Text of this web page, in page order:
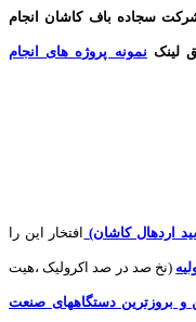
سجاده باف کاشان انجام
لینک نمونه پروژه های انجام
اردهال کاشان) افتخار این را
(نخ صد در صد اکرولیک ،هیت
و بروزترین دستگاههای صنعت